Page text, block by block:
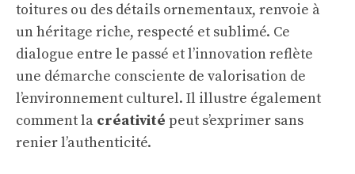
toitures ou des détails ornementaux, renvoie à
un héritage riche, respecté et sublimé. Ce
dialogue entre le passé et l’innovation reflète
une démarche consciente de valorisation de
l’environnement culturel. Il illustre également
comment la créativité peut s’exprimer sans
renier l’authenticité.